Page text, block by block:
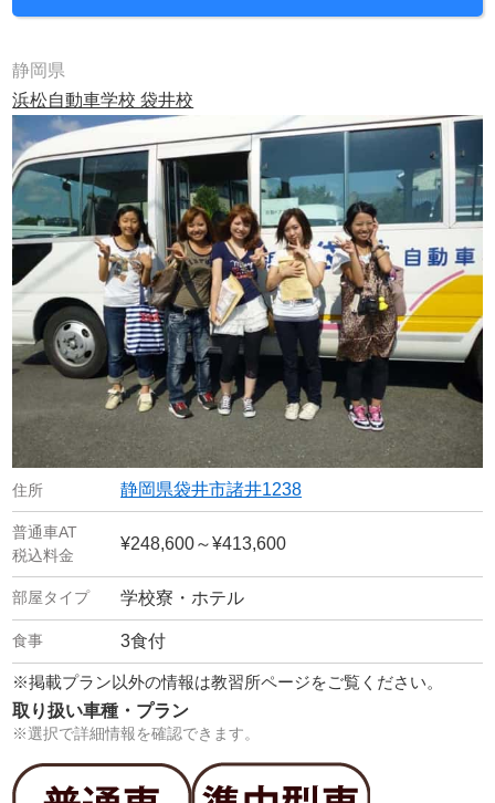
静岡県
浜松自動車学校 袋井校
静岡県袋井市諸井1238
¥248,600～¥413,600
学校寮・ホテル
3食付
※掲載プラン以外の情報は教習所ページをご覧ください。
取り扱い車種・プラン
※選択で詳細情報を確認できます。